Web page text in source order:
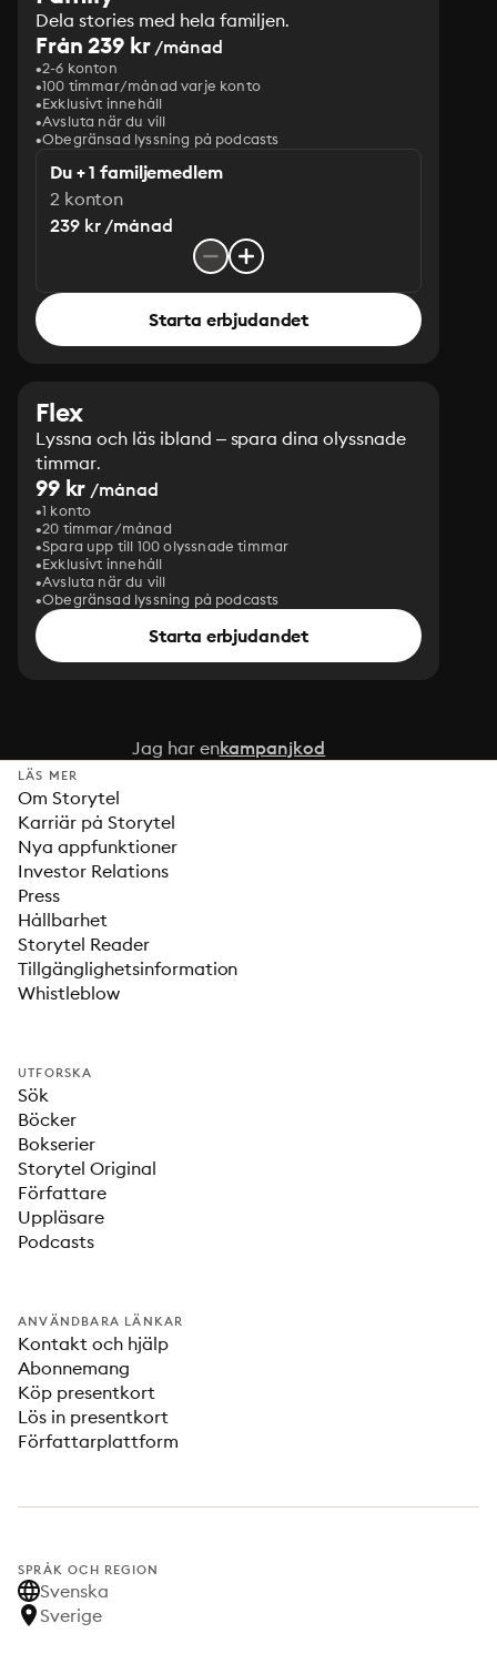
Dela stories med hela familjen.
Från 239 kr/månad
2-6 konton
100 timmar/månad varje konto
Exklusivt innehåll
Avsluta när du vill
Obegränsad lyssning på podcasts
Du + 1 familjemedlem
2 konton
239 kr /månad
Starta erbjudandet
Flex
Lyssna och läs ibland – spara dina olyssnade
timmar.
99 kr /månad
1 konto
20 timmar/månad
Spara upp till 100 olyssnade timmar
Exklusivt innehåll
Avsluta när du vill
Obegränsad lyssning på podcasts
Starta erbjudandet
Jag har enkampanjkod
LÄS MER
Om Storytel
Karriär på Storytel
Nya appfunktioner
Investor Relations
Press
Hållbarhet
Storytel Reader
Tillgänglighetsinformation
Whistleblow
UTFORSKA
Sök
Böcker
Bokserier
Storytel Original
Författare
Uppläsare
Podcasts
ANVÄNDBARA LÄNKAR
Kontakt och hjälp
Abonnemang
Köp presentkort
Lös in presentkort
Författarplattform
SPRÅK OCH REGION
Svenska
Sverige